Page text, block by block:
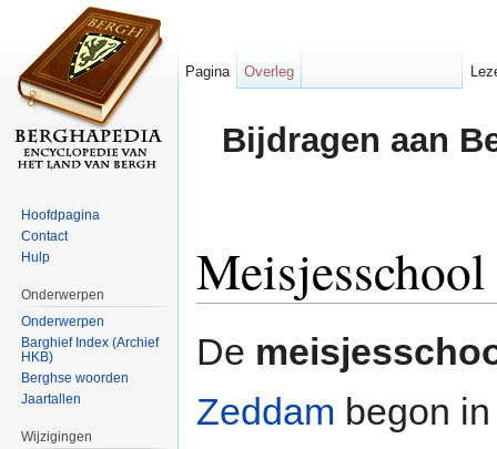
Bijdragen aan
De
Zeddam begon
Pagina Overleg
Hoofdpagina
Contact
Hulp
Onderwerpen
Onderwerpen
Barghief Index (Archief
HKB)
Berghse woorden
Jaartallen
Wijzigingen